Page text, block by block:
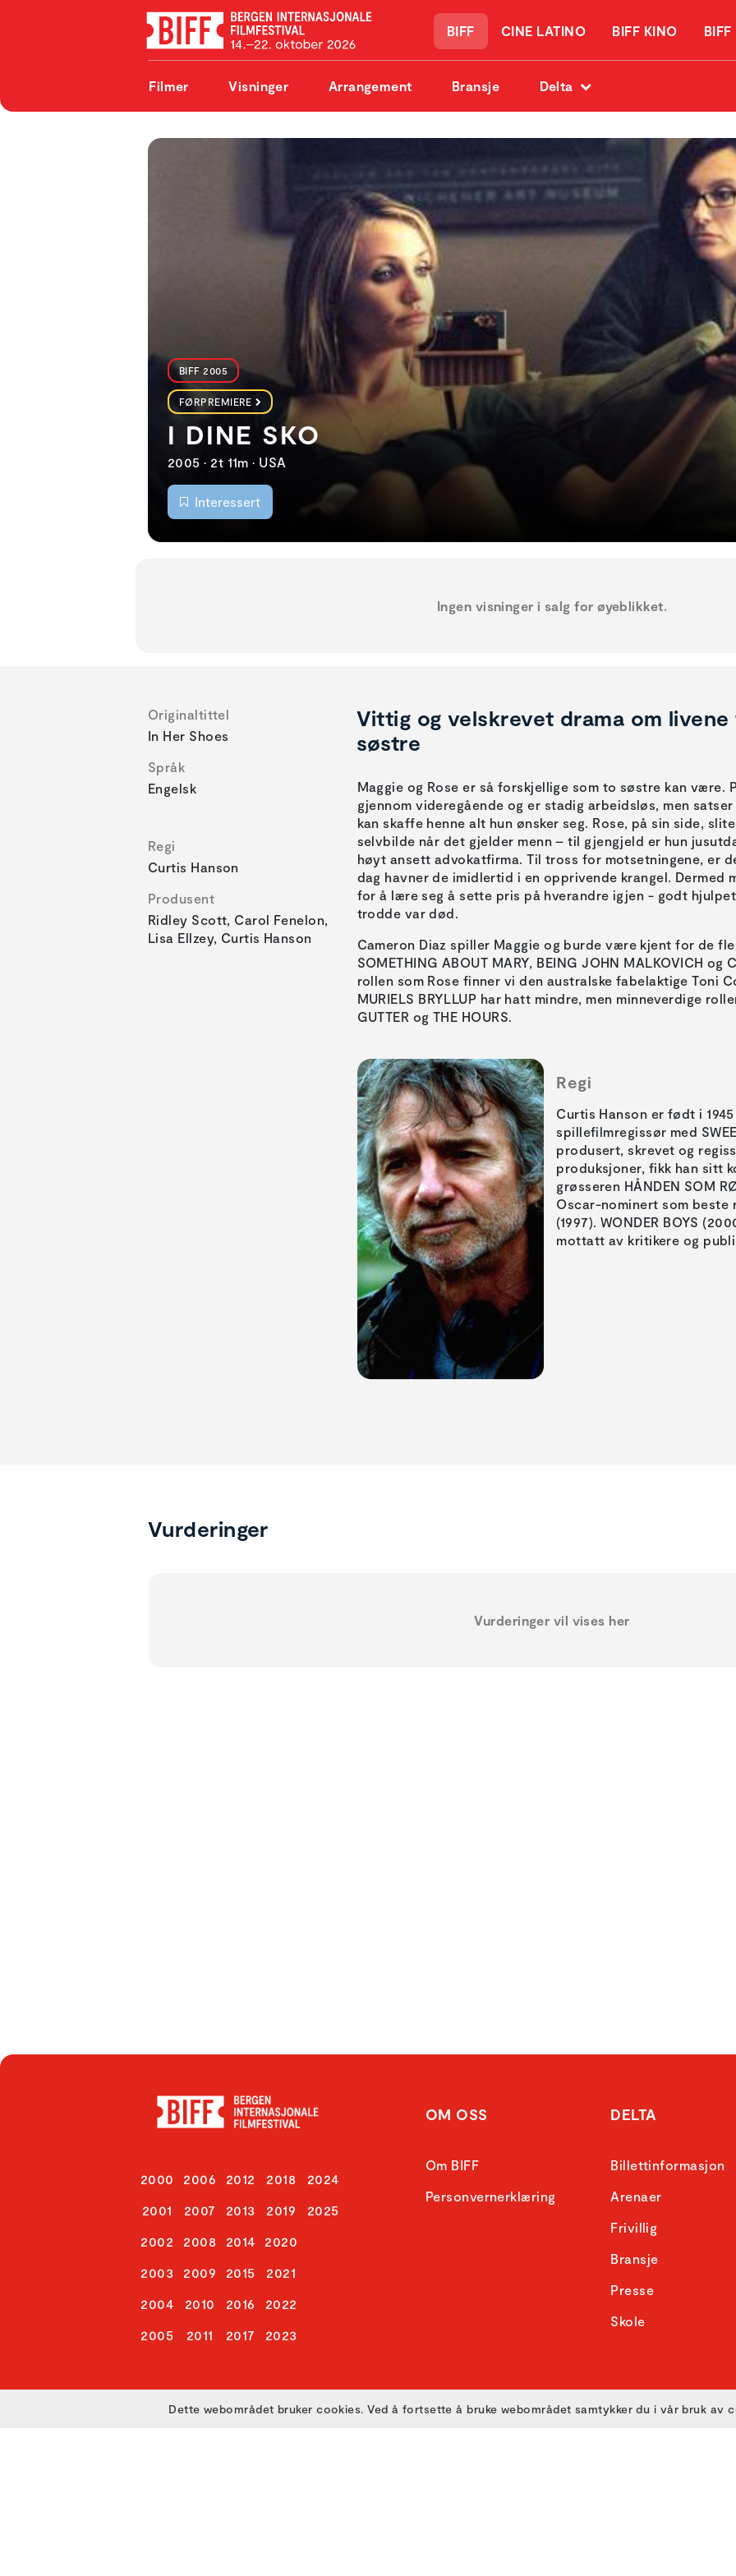
BIFF CINE LATINO BIFF KINO BIFF
Filmer Visninger Arrangement Bransje Delta
BIFF 2005
FØRPREMIERE
I DINE SKO
2005 • 2t 11m • USA
Interessert
Ingen visninger i salg for øyeblikket.
Originaltittel
In Her Shoes
Språk
Engelsk
Regi
Curtis Hanson
Produsent
Ridley Scott, Carol Fenelon,
Lisa Ellzey, Curtis Hanson
Vittig og velskrevet drama om
søstre
Maggie og Rose er så forskjellige som to søstre kan være.
gjennom videregående og er stadig arbeidsløs, men
kan skaffe henne alt hun ønsker seg. Rose, på sin side,
selvbilde når det gjelder menn – til gjengjeld er hun
høyt ansett advokatfirma. Til tross for motsetningene, er
dag havner de imidlertid i en opprivende krangel. Dermed
for å lære seg å sette pris på hverandre igjen - godt
trodde var død.
Cameron Diaz spiller Maggie og burde være kjent for de
SOMETHING ABOUT MARY, BEING JOHN MALKOVICH og
rollen som Rose finner vi den australske fabelaktige Toni
MURIELS BRYLLUP har hatt mindre, men minneverdige
GUTTER og THE HOURS.
Regi
Curtis Hanson er født i
spillefilmregissør med
produsert, skrevet og
produksjoner, fikk han sitt
grøsseren HÅNDEN SOM
Oscar-nominert som beste
(1997). WONDER BOYS
mottatt av kritikere og
Vurderinger
Vurderinger vil vises her
2000
2001
2002
2003
2004
2005
2006
2007
2008
2009
2010
2011
2012
2013
2014
2015
2016
2017
2018
2019
2020
2021
2022
2023
2024
2025
OM OSS
Om BIFF
Personvernerklæring
DELTA
Billettinformasjon
Arenaer
Frivillig
Bransje
Presse
Skole
Dette webområdet bruker cookies. Ved å fortsette å bruke webområdet samtykker du i vår bruk av